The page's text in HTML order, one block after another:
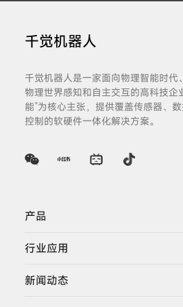
千觉机器人
千觉机器人是一家面向物理智能时代
物理世界感知和自主交互的高科技企
能”为核心主张，提供覆盖传感器、
控制的软硬件一体化解决方案。
产品
行业应用
新闻动态